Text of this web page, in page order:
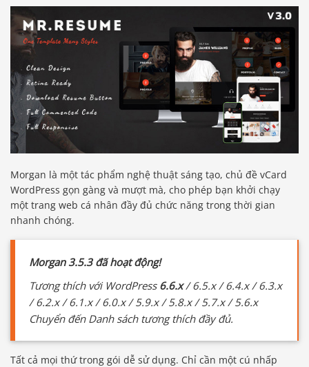
Morgan là một tác phẩm nghệ thuật sáng tạo, chủ đề vCard
WordPress gọn gàng và mượt mà, cho phép bạn khởi chạy
một trang web cá nhân đầy đủ chức năng trong thời gian
nhanh chóng.
Morgan 3.5.3 đã hoạt động!
Tương thích với WordPress 6.6.x/ 6.5.x / 6.4.x / 6.3.x
/ 6.2.x / 6.1.x / 6.0.x / 5.9.x / 5.8.x / 5.7.x / 5.6.x
Chuyển đến Danh sách tương thích đầy đủ.
Tất cả mọi thứ trong gói dễ sử dụng. Chỉ cần một cú nhấp